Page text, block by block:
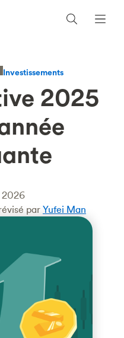
Investissements
2025
2026
parYufei Man